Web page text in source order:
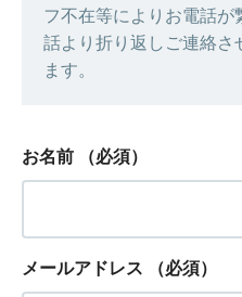
フ不在等によりお電話が
話より折り返しご連絡さ
ます。
お名前 （必須）
メールアドレス （必須）